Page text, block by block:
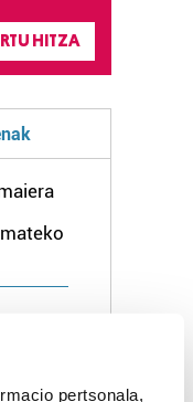
pertsonala,
HITZA